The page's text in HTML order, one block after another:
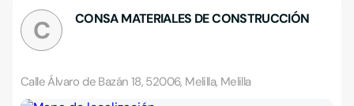
C CONSA MATERIALES DE CONSTRUCCIÓN
Calle Álvaro de Bazán 18, 52006, Melilla, Melilla